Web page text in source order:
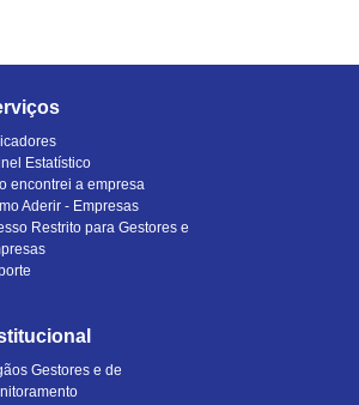
Estatístico
encontrei a empresa
Aderir - Empresas
Restrito para Gestores e
Gestores e de